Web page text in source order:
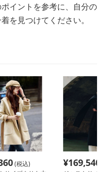
イントを参考に、自分の
を見つけてください。
(税込)
¥169,540